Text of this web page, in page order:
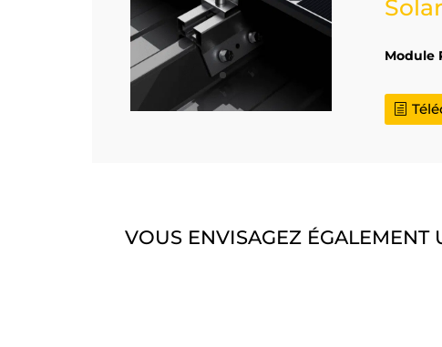
Solar
Module
VOUS ENVISAGEZ ÉGALEMENT